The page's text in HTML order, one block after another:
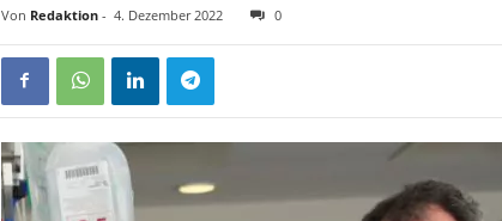
Von Redaktion- 4. Dezember 2022 0